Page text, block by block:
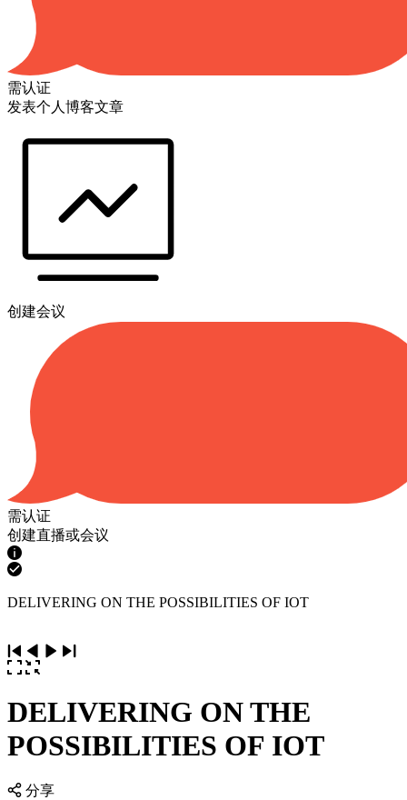
需认证
发表个人博客文章
创建会议
需认证
创建直播或会议
DELIVERING ON THE POSSIBILITIES OF IOT
DELIVERING ON THE
POSSIBILITIES OF IOT
分享